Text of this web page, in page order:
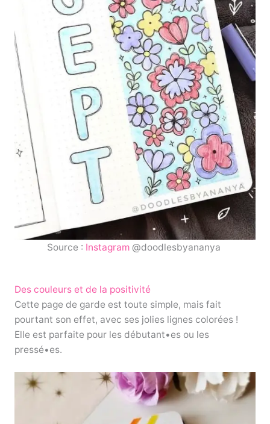
Source : Instagram @doodlesbyananya
Des couleurs et de la positivité
Cette page de garde est toute simple, mais fait
pourtant son effet, avec ses jolies lignes colorées !
Elle est parfaite pour les débutant•es ou les
pressé•es.